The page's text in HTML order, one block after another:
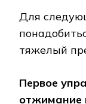
Для
тяжелый
Первое
отжимание